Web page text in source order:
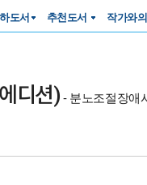
도서 추천도서 작가와
디션) - 분노조절장애